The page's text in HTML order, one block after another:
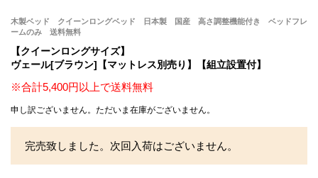
備考
・この商品は組み立て式です。
・ベッドフレームのみの金額です。
・配送日指定OK！
※北海道・沖縄・離島等一部地域へのお届けは別途送料
が発生する場合がございます。また発送予定も変更にな
る場合があります。
木製ベッド クイーンロングベッド 日本製 国産 高さ調整機能付き ベッドフレ
ームのみ 送料無料
【クイーンロングサイズ】
ヴェール[ブラウン]【マットレス別売り】【組立設置付】
※合計5,400円以上で送料無料
申し訳ございません。ただいま在庫がございません。
完売致しました。次回入荷はございません。